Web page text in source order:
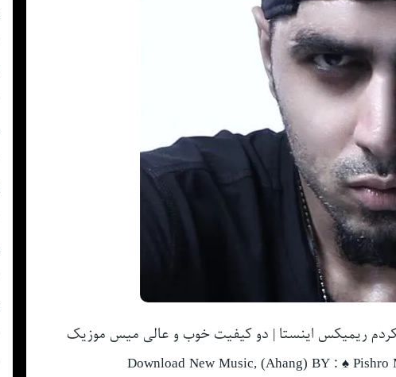
ریمیکس اینستا | دو کیفیت خوب و عالی میس موزیک
Download New Music, (Ahang) BY : ♠